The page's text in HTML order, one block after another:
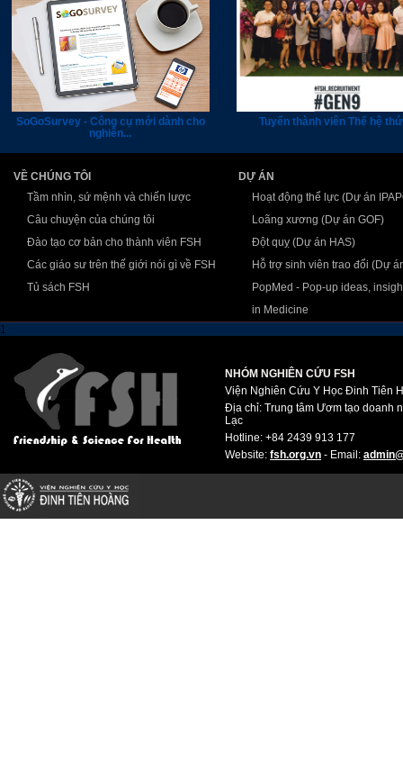
SoGoSurvey - Công cụ mới dành cho
nghiên...
Tuyển thành viên Thế hệ
VỀ CHÚNG TÔI
Tầm nhìn, sứ mệnh và chiến lược
Câu chuyện của chúng tôi
Đào tạo cơ bản cho thành viên FSH
Các giáo sư trên thế giới nói gì về FSH
Tủ sách FSH
DỰ ÁN
Hoạt động thể lực (Dự án
Loãng xương (Dự án GOF)
Đột quỵ (Dự án HAS)
Hỗ trợ sinh viên trao đổi (Dự
PopMed - Pop-up ideas,
in Medicine
1
NHÓM NGHIÊN CỨU FSH
Viện Nghiên Cứu Y Học Đinh Tiên
Địa chỉ: Trung tâm Ươm tạo doanh
Lạc
Hotline: +84 2439 913 177
Website: fsh.org.vn - Email: